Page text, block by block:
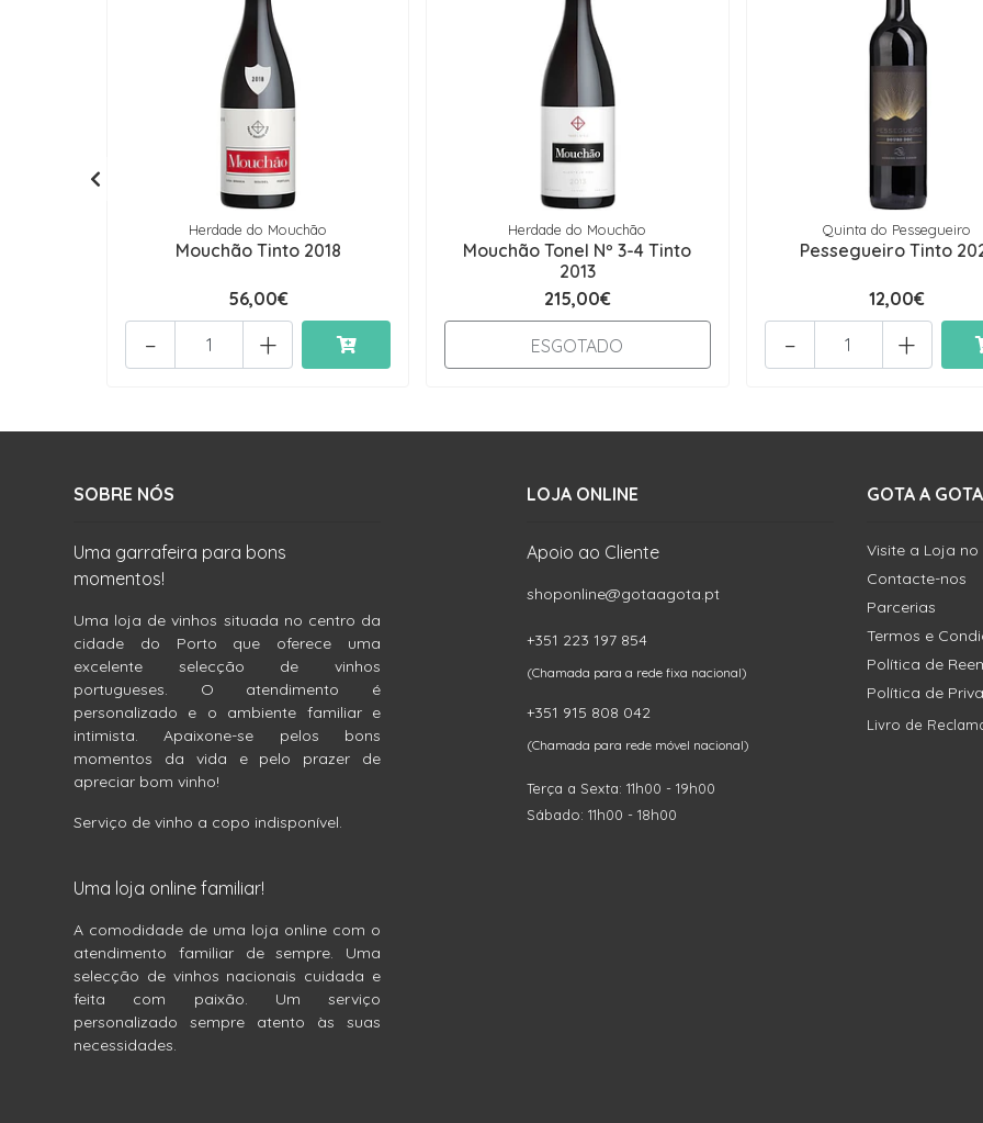
Herdade do Mouchão
Mouchão Tinto 2018
56,00€
+
-
Herdade do Mouchão
Mouchão Tonel Nº 3-4 Tinto
2013
215,00€
ESGOTADO
Quinta do Pessegueiro
Pessegueiro Tinto
12,00€
+
-
SOBRE NÓS
Uma garrafeira para bons
momentos!
Uma loja de vinhos situada no centro da
cidade do Porto que oferece uma
excelente selecção de vinhos
portugueses. O atendimento é
personalizado e o ambiente familiar e
intimista. Apaixone-se pelos bons
momentos da vida e pelo prazer de
apreciar bom vinho!
Serviço de vinho a copo indisponível.
Uma loja online familiar!
A comodidade de uma loja online com o
atendimento familiar de sempre. Uma
selecção de vinhos nacionais cuidada e
feita com paixão. Um serviço
personalizado sempre atento às suas
necessidades.
LOJA ONLINE
Apoio ao Cliente
shoponline@gotaagota.pt
+351 223 197 854
(Chamada para a rede fixa nacional)
+351 915 808 042
(Chamada para rede móvel nacional)
Terça a Sexta: 11h00 - 19h00
Sábado: 11h00 - 18h00
GOTA A
Visite a Loja
Contacte-nos
Parcerias
Termos e
Política de
Política de
Livro de